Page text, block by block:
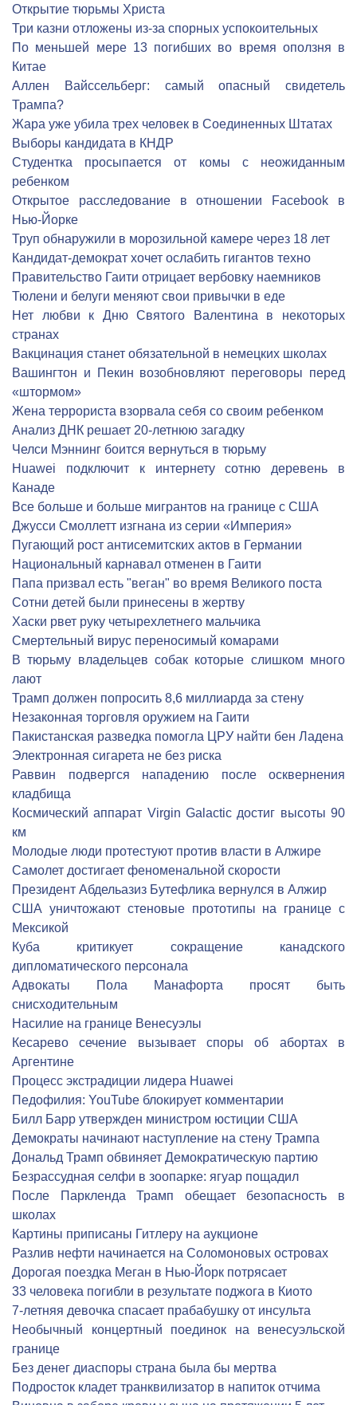
Открытие тюрьмы Христа
Три казни отложены из-за спорных успокоительных
По меньшей мере 13 погибших во время оползня в
Китае
Аллен Вайссельберг: самый опасный свидетель
Трампа?
Жара уже убила трех человек в Соединенных Штатах
Выборы кандидата в КНДР
Студентка просыпается от комы с неожиданным
ребенком
Открытое расследование в отношении Facebook в
Нью-Йорке
Труп обнаружили в морозильной камере через 18 лет
Кандидат-демократ хочет ослабить гигантов техно
Правительство Гаити отрицает вербовку наемников
Тюлени и белуги меняют свои привычки в еде
Нет любви к Дню Святого Валентина в некоторых
странах
Вакцинация станет обязательной в немецких школах
Вашингтон и Пекин возобновляют переговоры перед
«штормом»
Жена террориста взорвала себя со своим ребенком
Анализ ДНК решает 20-летнюю загадку
Челси Мэннинг боится вернуться в тюрьму
Huawei подключит к интернету сотню деревень в
Канаде
Все больше и больше мигрантов на границе с США
Джусси Смоллетт изгнана из серии «Империя»
Пугающий рост антисемитских актов в Германии
Национальный карнавал отменен в Гаити
Папа призвал есть "веган" во время Великого поста
Сотни детей были принесены в жертву
Хаски рвет руку четырехлетнего мальчика
Смертельный вирус переносимый комарами
В тюрьму владельцев собак которые слишком много
лают
Трамп должен попросить 8,6 миллиарда за стену
Незаконная торговля оружием на Гаити
Пакистанская разведка помогла ЦРУ найти бен Ладена
Электронная сигарета не без риска
Раввин подвергся нападению после осквернения
кладбища
Космический аппарат Virgin Galactic достиг высоты 90
км
Молодые люди протестуют против власти в Алжире
Cамолет достигает феноменальной скорости
Президент Абдельазиз Бутефлика вернулся в Алжир
США уничтожают стеновые прототипы на границе с
Мексикой
Куба критикует сокращение канадского
дипломатического персонала
Адвокаты Пола Манафорта просят быть
снисходительным
Насилие на границе Венесуэлы
Кесарево сечение вызывает споры об абортах в
Аргентине
Процесс экстрадиции лидера Huawei
Педофилия: YouTube блокирует комментарии
Билл Барр утвержден министром юстиции США
Демократы начинают наступление на стену Трампа
Дональд Трамп обвиняет Демократическую партию
Безрассудная селфи в зоопарке: ягуар пощадил
После Паркленда Трамп обещает безопасность в
школах
Картины приписаны Гитлеру на аукционе
Разлив нефти начинается на Соломоновых островах
Дорогая поездка Меган в Нью-Йорк потрясает
33 человека погибли в результате поджога в Киото
7-летняя девочка спасает прабабушку от инсульта
Необычный концертный поединок на венесуэльской
границе
Без денег диаспоры страна была бы мертва
Подросток кладет транквилизатор в напиток отчима